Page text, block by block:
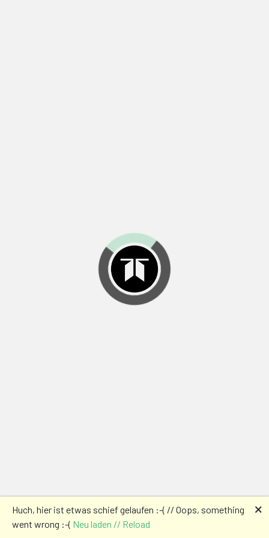
Huch, hier ist etwas schief gelaufen :-( // Oops, something
went wrong :-( Neu laden // Reload
🗙